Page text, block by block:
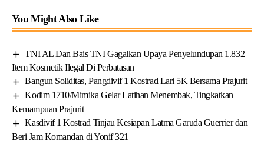
You Might Also Like
TNI AL Dan Bais TNI Gagalkan Upaya Penyelundupan 1.832
Item Kosmetik Ilegal Di Perbatasan
Bangun Soliditas, Pangdivif 1 Kostrad Lari 5K Bersama Prajurit
Kodim 1710/Mimika Gelar Latihan Menembak, Tingkatkan
Kemampuan Prajurit
Kasdivif 1 Kostrad Tinjau Kesiapan Latma Garuda Guerrier dan
Beri Jam Komandan di Yonif 321